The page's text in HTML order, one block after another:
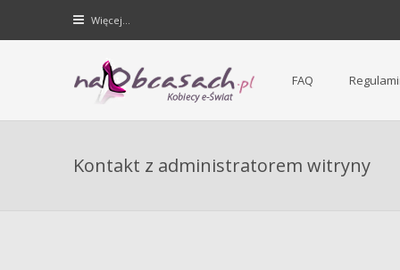
Więcej…
Forum dla kobiet | NaObcasach.pl
FAQ
Kontakt z administratorem witryny